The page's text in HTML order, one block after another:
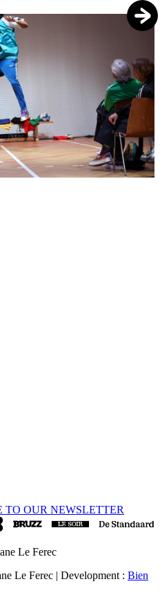
OUR NEWSLETTER
Le Ferec
Le Ferec | Development : Bien